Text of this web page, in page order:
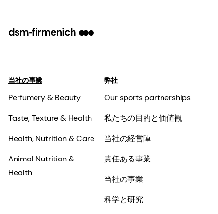
当社の事業
Perfumery & Beauty
Taste, Texture & Health
Health, Nutrition & Care
Animal Nutrition &
Health
弊社
Our sports partnerships
私たちの目的と価値観
当社の経営陣
責任ある事業
当社の事業
科学と研究